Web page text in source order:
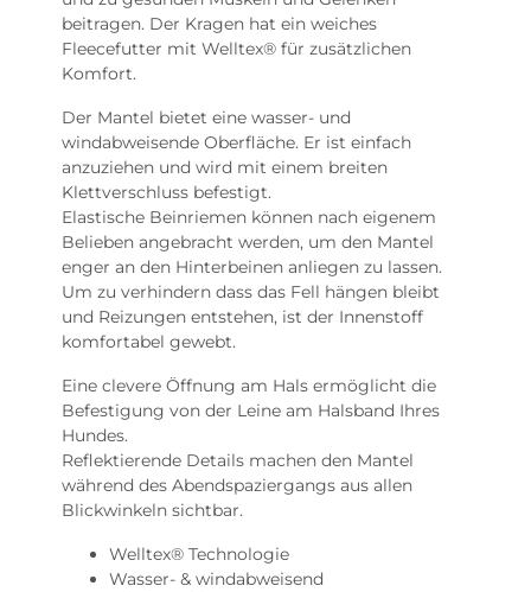
beitragen. Der Kragen hat ein weiches
Fleecefutter mit Welltex® für zusätzlichen
Komfort.
Der Mantel bietet eine wasser- und
windabweisende Oberfläche. Er ist einfach
anzuziehen und wird mit einem breiten
Klettverschluss befestigt.
Elastische Beinriemen können nach eigenem
Belieben angebracht werden, um den Mantel
enger an den Hinterbeinen anliegen zu lassen.
Um zu verhindern dass das Fell hängen bleibt
und Reizungen entstehen, ist der Innenstoff
komfortabel gewebt.
Eine clevere Öffnung am Hals ermöglicht die
Befestigung von der Leine am Halsband Ihres
Hundes.
Reflektierende Details machen den Mantel
während des Abendspaziergangs aus allen
Blickwinkeln sichtbar.
Welltex® Technologie
Wasser- & windabweisend